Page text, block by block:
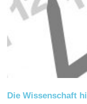
Die Wissenschaft